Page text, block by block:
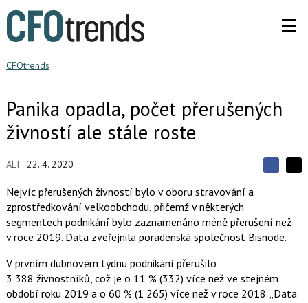
CFOtrends
Panika opadla, počet přerušených
živností ale stále roste
ALI 22. 4. 2020
S
l
e
S
j
t
F
a
c
í
t
Nejvíc přerušených živností bylo v oboru stravování a
zprostředkování velkoobchodu, přičemž v některých
segmentech podnikání bylo zaznamenáno méně přerušení než
v roce 2019. Data zveřejnila poradenská společnost Bisnode.
V prvním dubnovém týdnu podnikání přerušilo
3 388 živnostníků, což je o 11 % (332) více než ve stejném
období roku 2019 a o 60 % (1 265) více než v roce 2018. „Data